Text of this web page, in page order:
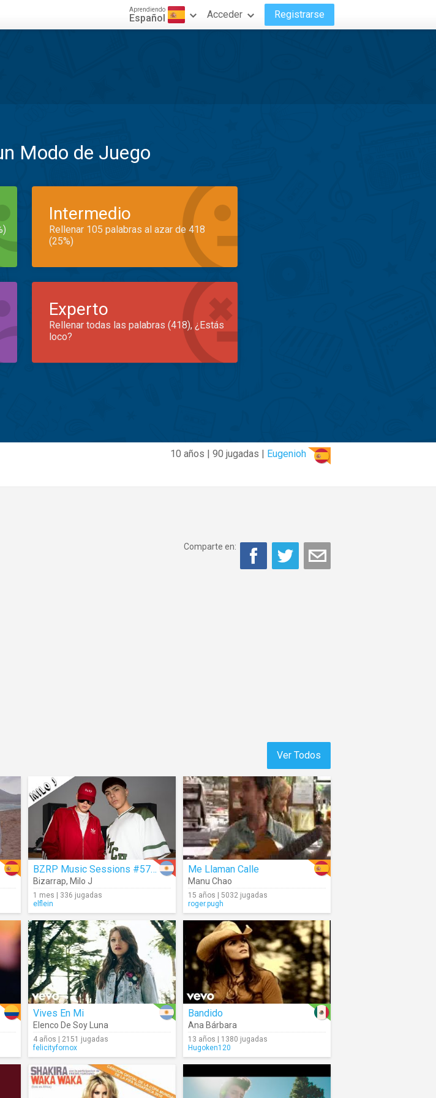
Aprendiendo
Español Acceder Registrarse
Modo de Juego
Intermedio
Rellenar 105 palabras al azar de 418
(25%)
Experto
Rellenar todas las palabras (418), ¿Estás
loco?
10 años | 90 jugadas | Eugenioh
Comparte en:
Ver Todos
BZRP Music Sessions #57/66
Bizarrap, Milo J
1 mes | 336 jugadas
elflein
Me Llaman Calle
Manu Chao
15 años | 5032 jugadas
roger.pugh
Vives En Mi
Elenco De Soy Luna
4 años | 2151 jugadas
felicityfornox
Bandido
Ana Bárbara
13 años | 1380 jugadas
Hugoken120